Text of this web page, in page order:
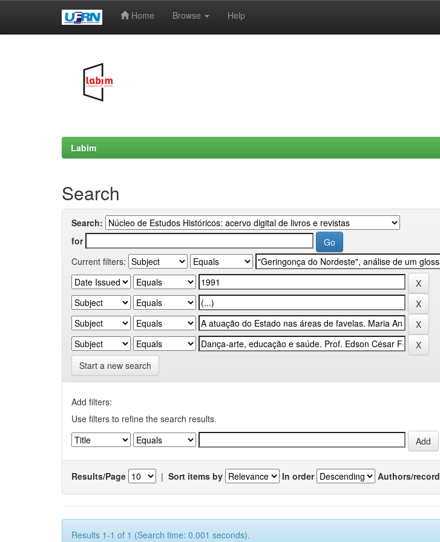
Home Browse Help
Labim
Search
Search:
for
Current filters:
Start a new search
Add filters:
Use filters to refine the search results.
Results/Page | Sort items by In order Authors/record
Results 1-1 of 1 (Search time: 0.001 seconds).